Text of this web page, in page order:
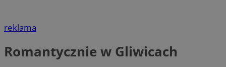
reklama
Romantycznie w Gliwicach